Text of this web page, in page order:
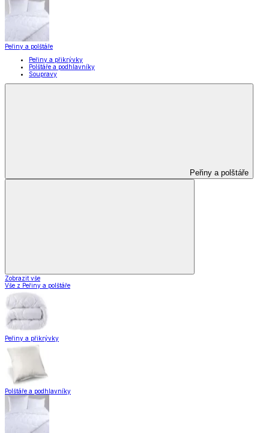
Peřiny a polštáře
Peřiny a přikrývky
Polštáře a podhlavníky
Soupravy
Peřiny a polštáře
Zobrazit vše
Vše z Peřiny a polštáře
Peřiny a přikrývky
Polštáře a podhlavníky